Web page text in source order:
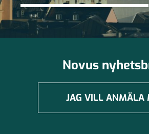
Novus
JAG VILL ANMÄLA